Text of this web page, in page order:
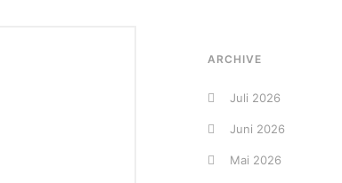
ARCHIVE
Juli 2026
Juni 2026
Mai 2026